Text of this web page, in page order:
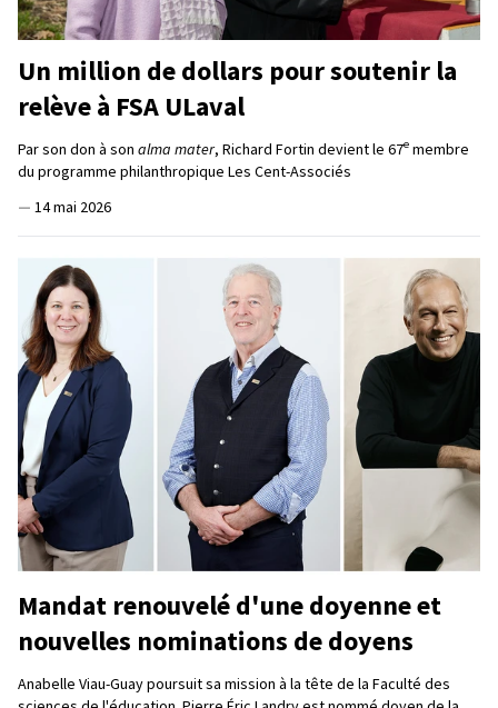
Un million de dollars pour soutenir la
relève à FSA ULaval
Par son don à son alma mater, Richard Fortin devient le 67e membre
du programme philanthropique Les Cent-Associés
— 14 mai 2026
Mandat renouvelé d'une doyenne et
nouvelles nominations de doyens
Anabelle Viau-Guay poursuit sa mission à la tête de la Faculté des